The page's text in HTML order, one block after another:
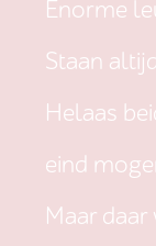
Enorme
Staan
Helaas
eind
Maar daar